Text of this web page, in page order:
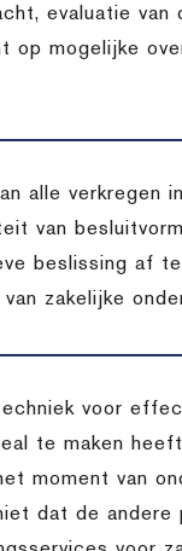
evaluatie
op mogelijke
alle verkregen
van
beslissing af
zakelijke
voor
te maken
moment van
dat de